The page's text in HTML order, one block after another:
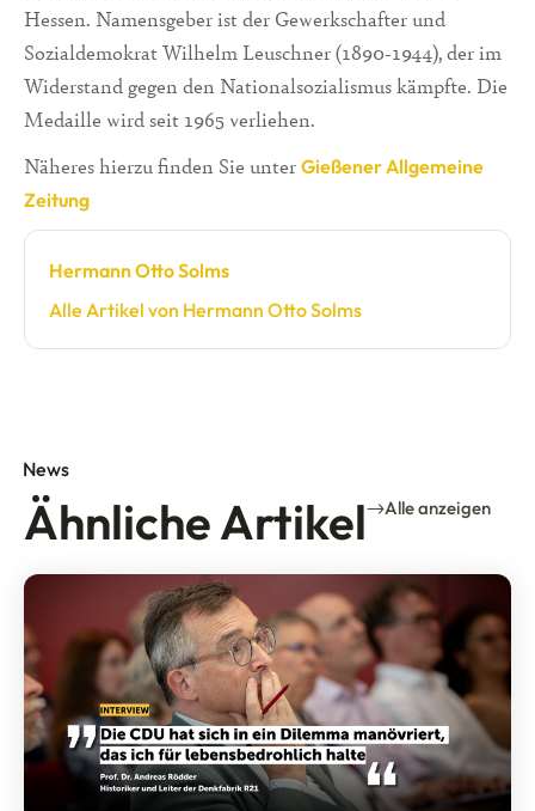
Hessen. Namensgeber ist der Gewerkschafter und
Sozialdemokrat Wilhelm Leuschner (1890-1944), der im
Widerstand gegen den Nationalsozialismus kämpfte. Die
Medaille wird seit 1965 verliehen.
Näheres hierzu finden Sie unter Gießener Allgemeine
Zeitung
Hermann Otto Solms
Alle Artikel von Hermann Otto Solms
News
Ähnliche Artikel Alle anzeigen